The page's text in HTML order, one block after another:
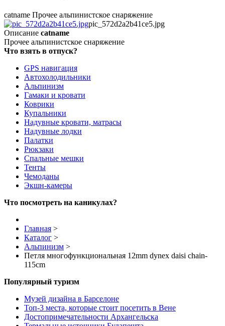
catname Прочее альпинистское снаряжение
pic_572d2a2b41ce5.jpg
Описание catname
Прочее альпинистское снаряжение
Что взять в отпуск?
GPS навигация
Автохолодильники
Альпинизм
Гамаки и кровати
Коврики
Купальники
Надувные кровати, матрасы
Надувные лодки
Палатки
Рюкзаки
Спальные мешки
Тенты
Чемоданы
Экшн-камеры
Что посмотреть на каникулах?
Главная >
Каталог >
Альпинизм >
Петля многофункциональная 12mm dynex daisi chain-
115cm
Популярный туризм
Музей дизайна в Барселоне
Топ-3 места, которые стоит посетить в Вене
Достопримечательности Архангельска